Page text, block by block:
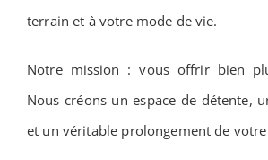
terrain et à votre mode de vie.
Notre mission : vous offrir bien
Nous créons un espace de détente,
et un véritable prolongement de